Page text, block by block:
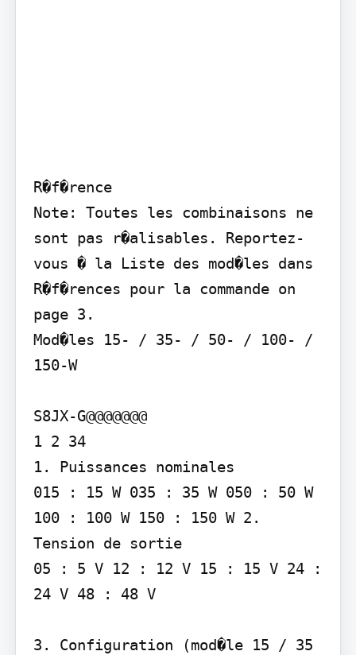
R�f�rence
Note: Toutes les combinaisons ne
sont pas r�alisables. Reportez-
vous � la Liste des mod�les dans
R�f�rences pour la commande on
page 3.
Mod�les 15- / 35- / 50- / 100- /
150-W
S8JX-G@@@@@@@
1 2 34
1. Puissances nominales
015 : 15 W 035 : 35 W 050 : 50 W
100 : 100 W 150 : 150 W 2.
Tension de sortie
05 : 5 V 12 : 12 V 15 : 15 V 24 :
24 V 48 : 48 V
3. Configuration (mod�le 15 / 35